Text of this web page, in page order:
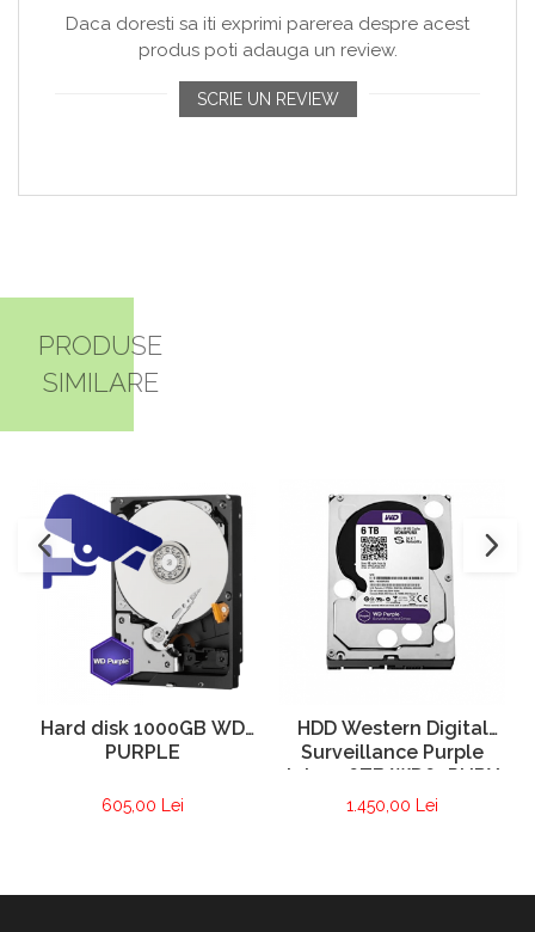
Daca doresti sa iti exprimi parerea despre acest
produs poti adauga un review.
SCRIE UN REVIEW
PRODUSE
SIMILARE
Hard disk 1000GB WD
PURPLE
605,00 Lei
HDD Western Digital
Surveillance Purple
intern 6TB WD60PURX
1.450,00 Lei